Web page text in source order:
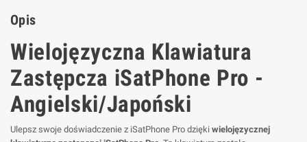
Opis
Wielojęzyczna Klawiatura
Zastępcza iSatPhone Pro -
Angielski/Japoński
Ulepsz swoje doświadczenie z iSatPhone Pro dzięki wielojęzycznej